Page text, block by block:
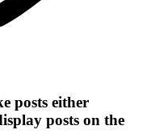
posts either
posts on the